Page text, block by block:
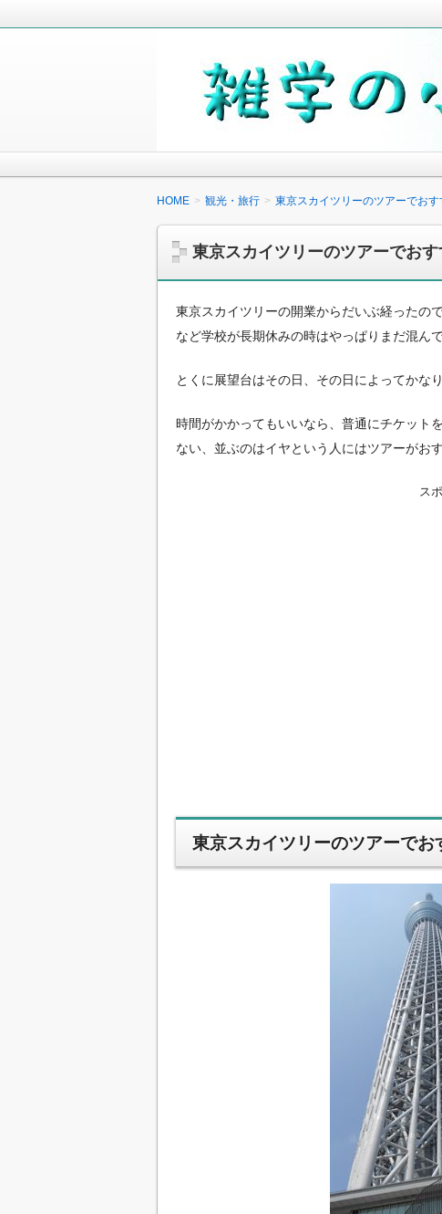
雑学の小箱
毎日の生活の中で気になったことや知っ
少しでも役に立つことがあれば嬉しく思い
HOME 観光・旅行 東京スカイツリーのツアーでお
東京スカイツリーのツアーでお
東京スカイツリーの開業からだいぶ経ったの
など学校が長期休みの時はやっぱりまだ混ん
とくに展望台はその日、その日によってかな
時間がかかってもいいなら、普通にチケット
ない、並ぶのはイヤという人にはツアーがおす
ス
東京スカイツリーのツアーでお